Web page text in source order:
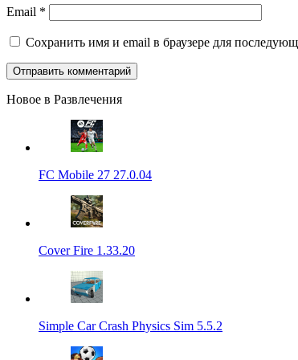
Email *
Сохранить имя и email в браузере для
Новое в Развлечения
FC Mobile 27 27.0.04
Cover Fire 1.33.20
Simple Car Crash Physics Sim 5.5.2